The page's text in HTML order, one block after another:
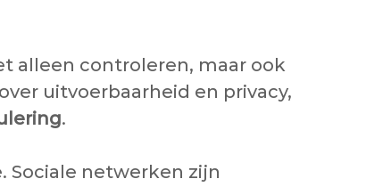
alleen controleren, maar ook
uitvoerbaarheid en privacy,
.
Sociale netwerken zijn